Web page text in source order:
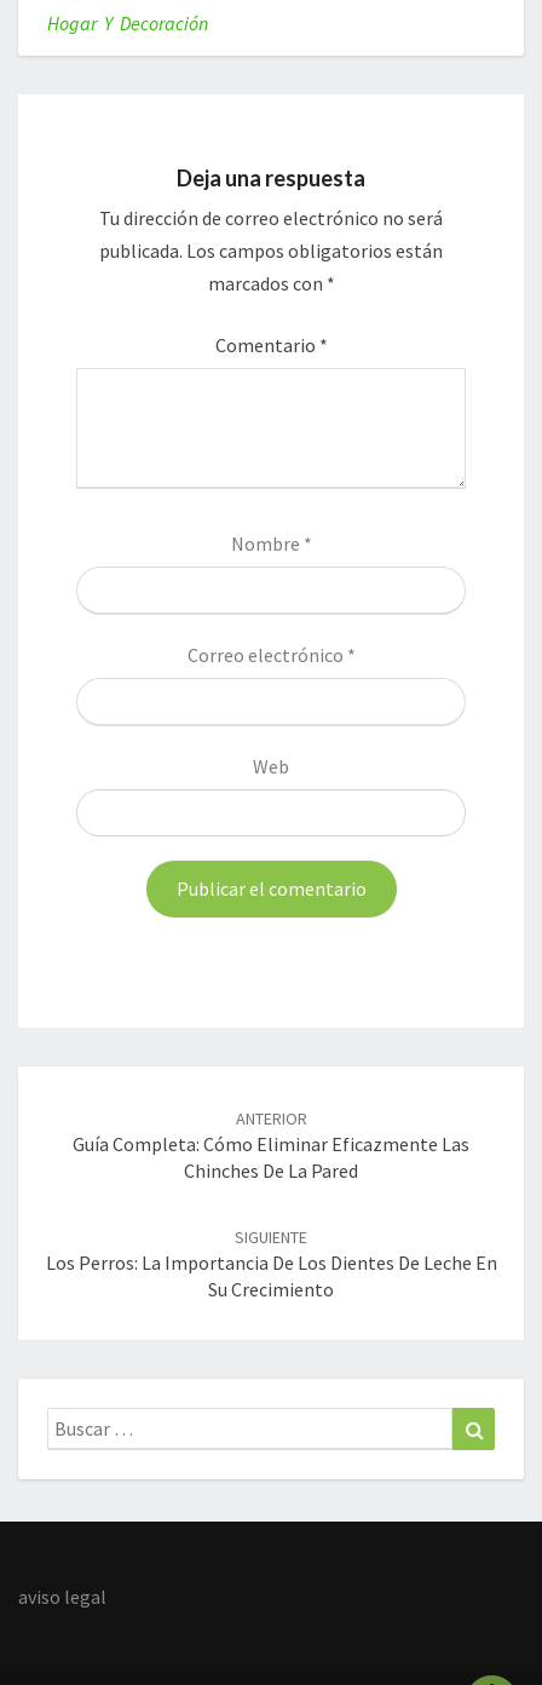
Hogar Y Decoración
Deja una respuesta
Tu dirección de correo electrónico no será
publicada. Los campos obligatorios están
marcados con *
Comentario *
Nombre *
Correo electrónico *
Web
entradas
ANTERIOR
Guía Completa: Cómo Eliminar Eficazmente Las
Chinches De La Pared
SIGUIENTE
Los Perros: La Importancia De Los Dientes De Leche En
Su Crecimiento
Buscar:
aviso legal